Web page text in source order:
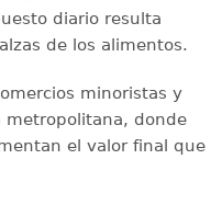
diario resulta
de los alimentos.
minoristas y
metropolitana, donde
el valor final que